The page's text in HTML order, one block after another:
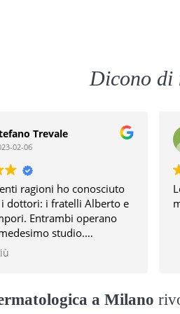
Dicono di
Giovanna Panna
Lo ringrazierò sempre per
marito.
a Milano